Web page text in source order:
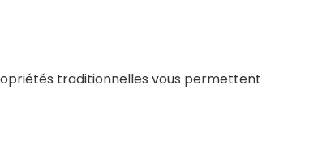
traditionnelles vous permettent